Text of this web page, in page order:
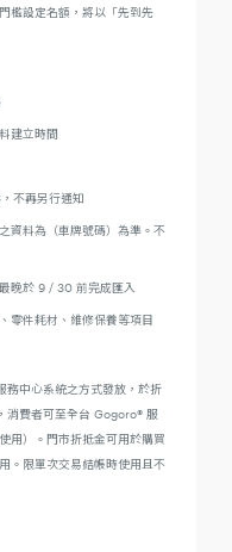
檻設定名額，將以「先到先
建立時間
不再另行通知
資料為（車牌號碼）為準。不
晚於 9 / 30 前完成匯入
零件耗材、維修保養等項目
中心系統之方式發放，於折
消費者可至全台 Gogoro® 服
用）。門市折抵金可用於購買
。限單次交易結帳時使用且不